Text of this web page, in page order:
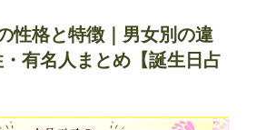
性格と特徴｜男女別の違
有名人まとめ【誕生日占